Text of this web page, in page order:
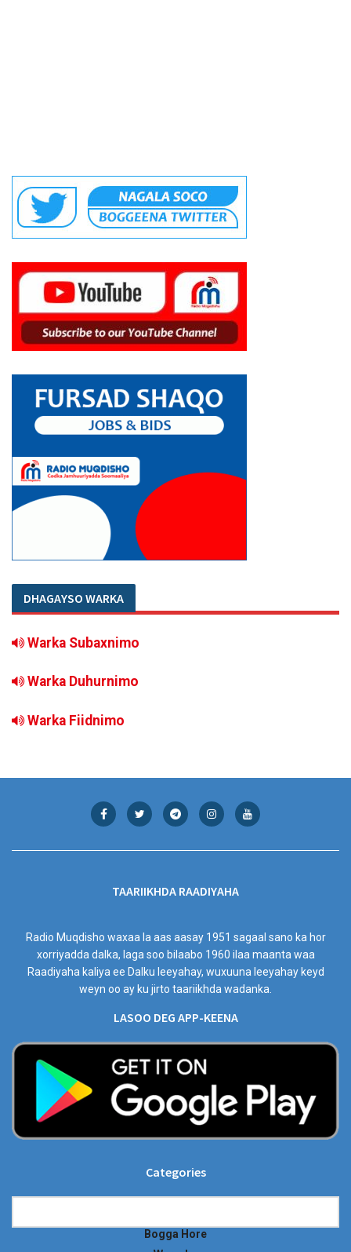
DHAGAYSO WARKA
Warka Subaxnimo
Warka Duhurnimo
Warka Fiidnimo
TAARIIKHDA RAADIYAHA
Radio Muqdisho waxaa la aas aasay 1951 sagaal sano ka hor
xorriyadda dalka, laga soo bilaabo 1960 ilaa maanta waa
Raadiyaha kaliya ee Dalku leeyahay, wuxuuna leeyahay keyd
weyn oo ay ku jirto taariikhda wadanka.
LASOO DEG APP-KEENA
Categories
Bogga Hore